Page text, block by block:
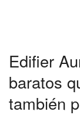
Edifier
baratos
también